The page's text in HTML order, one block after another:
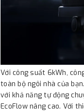
Với công suất 6kWh,
toàn bộ ngôi nhà của
với khả năng tự động
EcoFlow nâng cao. Với